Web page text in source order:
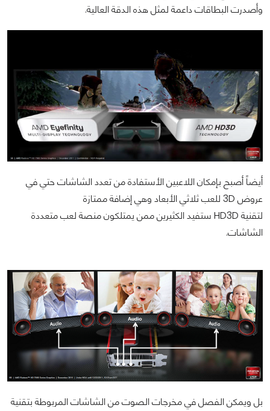
وأصدرت البطاقات داعمة لمثل هذه الدقة العالية.
أيضاً أصبح بإمكان اللاعبين الأستفادة من تعدد الشاشات حتي في
عروض 3D للعب ثلاثي الأبعاد وهي إضافة ممتازة
لتقنية HD3D ستفيد الكثيرين ممن يمتلكون منصة لعب متعددة
الشاشات.
بل ويمكن الفصل في مخرجات الصوت من الشاشات المربوطة بتقنية